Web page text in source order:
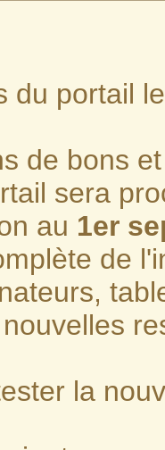
du portail
de bons
sera
au 1er
de
la